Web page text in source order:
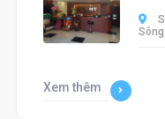
Xem thêm